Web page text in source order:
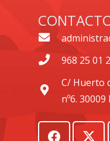
968 25 01
C/ Huerto
nº6.